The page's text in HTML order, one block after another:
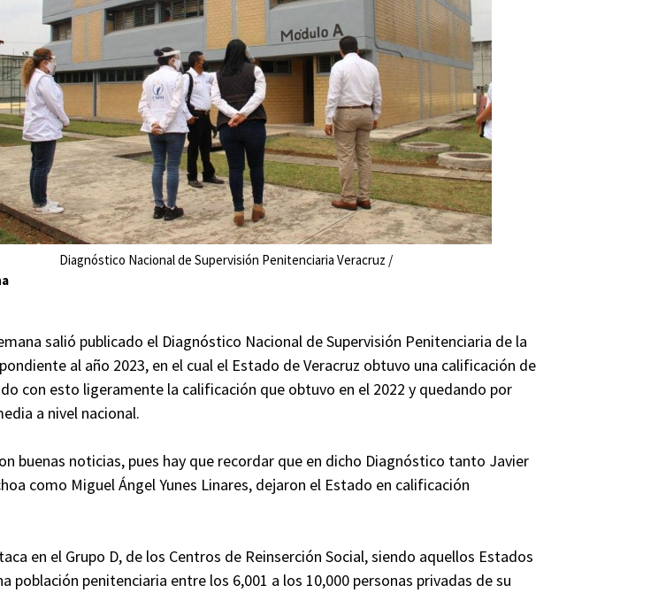
Diagnóstico Nacional de Supervisión Penitenciaria Veracruz /
salió publicado el Diagnóstico Nacional de Supervisión Penitenciaria de la
al año 2023, en el cual el Estado de Veracruz obtuvo una calificación de
con esto ligeramente la calificación que obtuvo en el 2022 y quedando por
a nivel nacional.
buenas noticias, pues hay que recordar que en dicho Diagnóstico tanto Javier
como Miguel Ángel Yunes Linares, dejaron el Estado en calificación
en el Grupo D, de los Centros de Reinserción Social, siendo aquellos Estados
población penitenciaria entre los 6,001 a los 10,000 personas privadas de su